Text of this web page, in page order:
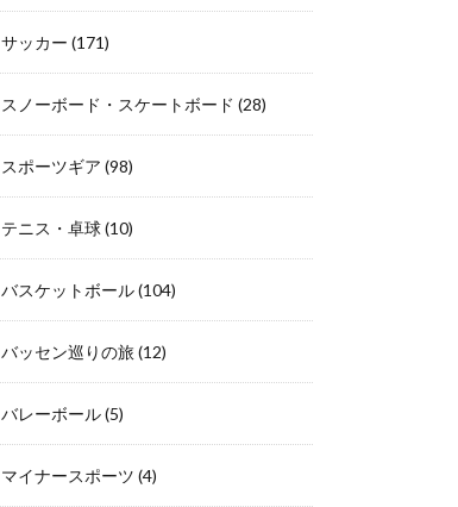
サッカー (171)
スノーボード・スケートボード (28)
スポーツギア (98)
テニス・卓球(10)
バスケットボール(104)
バッセン巡りの旅(12)
バレーボール(5)
マイナースポーツ (4)